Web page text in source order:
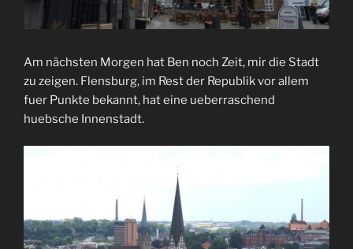
Am nächsten Morgen hat Ben noch Zeit, mir die Stadt
zu zeigen. Flensburg, im Rest der Republik vor allem
fuer Punkte bekannt, hat eine ueberraschend
huebsche Innenstadt.